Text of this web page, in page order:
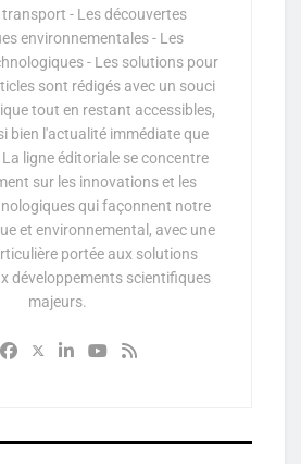
- Les découvertes
environnementales - Les
- Les solutions pour
sont rédigés avec un souci
tout en restant accessibles,
bien l'actualité immédiate que
ligne éditoriale se concentre
sur les innovations et les
qui façonnent notre
et environnemental, avec une
portée aux solutions
développements scientifiques
majeurs.